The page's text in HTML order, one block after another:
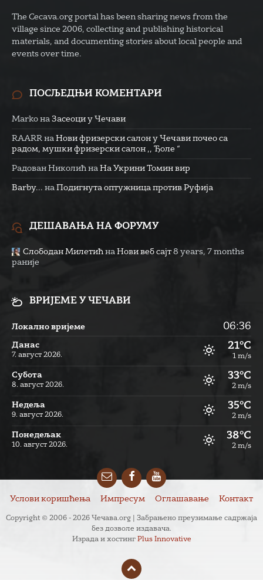
The Cecava.org portal has been sharing news from the
village since 2006, collecting and publishing historical
materials, and documenting stories about local people and
events over time.
ПОСЉЕДЊИ КОМЕНТАРИ
Marko на Засеоци у Чечави
RAARR на Нови фризерски салон у Чечави почео са
радом, мушки фризерски салон ,, Ђоле “
Радован Николић на На Укрини Томин вир
Barby... на Подигнута оптужница против Руфија
ДЕШАВАЊА НА ФОРУМУ
Слободан Милетић на Нови веб сајт 8 years, 7 months
раније
ВРИЈЕМЕ У ЧЕЧАВИ
Локално вријеме 06:36
Данас
7. август 2026.
21°C
1 m/s
Субота
8. август 2026.
33°C
2 m/s
Недеља
9. август 2026.
35°C
2 m/s
Понедељак
10. август 2026.
38°C
2 m/s
EmailFacebookYouTube
Услови коришћења Импресум Оглашавање Контакт
Copyright © 2006 - 2026 Чечава.org | Забрањено преузимање садржаја
без дозволе издавача.
Израда и хостинг Plus Innovative